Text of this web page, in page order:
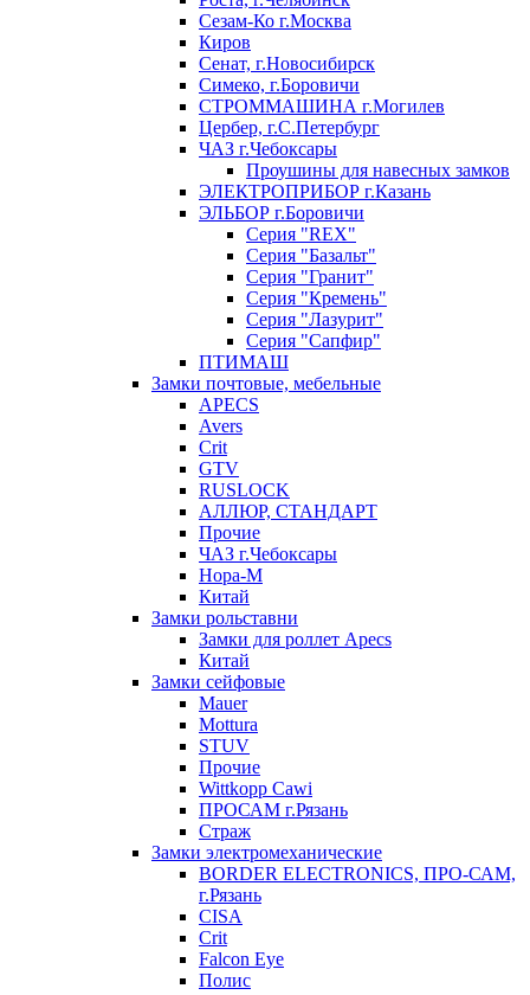
Сезам-Ко г.Москва
Киров
Сенат, г.Новосибирск
Симеко, г.Боровичи
СТРОММАШИНА г.Могилев
Цербер, г.С.Петербург
ЧАЗ г.Чебоксары
Проушины для навесных замков
ЭЛЕКТРОПРИБОР г.Казань
ЭЛЬБОР г.Боровичи
Серия "REX"
Серия "Базальт"
Серия "Гранит"
Серия "Кремень"
Серия "Лазурит"
Серия "Сапфир"
ПТИМАШ
Замки почтовые, мебельные
APECS
Avers
Crit
GTV
RUSLOCK
АЛЛЮР, СТАНДАРТ
Прочие
ЧАЗ г.Чебоксары
Нора-М
Китай
Замки рольставни
Замки для роллет Apecs
Китай
Замки сейфовые
Mauer
Mottura
STUV
Прочие
Wittkopp Cawi
ПРОСАМ г.Рязань
Страж
Замки электромеханические
BORDER ELECTRONICS, ПРО-САМ,
г.Рязань
CISA
Crit
Falcon Eye
Полис